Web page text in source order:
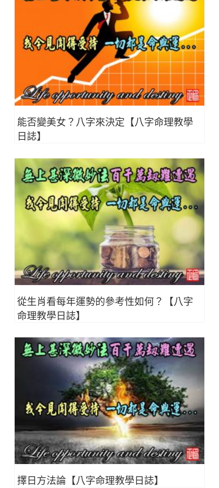
能否變美女？八字來決定【八字命理教學
日誌】
從生肖看每年運勢的參考性如何？【八字
命理教學日誌】
擇日方法論【八字命理教學日誌】